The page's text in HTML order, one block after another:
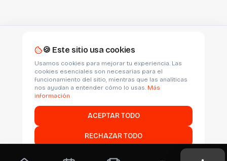
🍪 Este sitio usa cookies
Usamos cookies para mejorar tu experiencia. Las
cookies esenciales son necesarias para el
funcionamiento del sitio, mientras que las analíticas
nos ayudan a entender cómo lo usas. Más
información
ACEPTAR TODO
RECHAZAR TODO
Personalizar